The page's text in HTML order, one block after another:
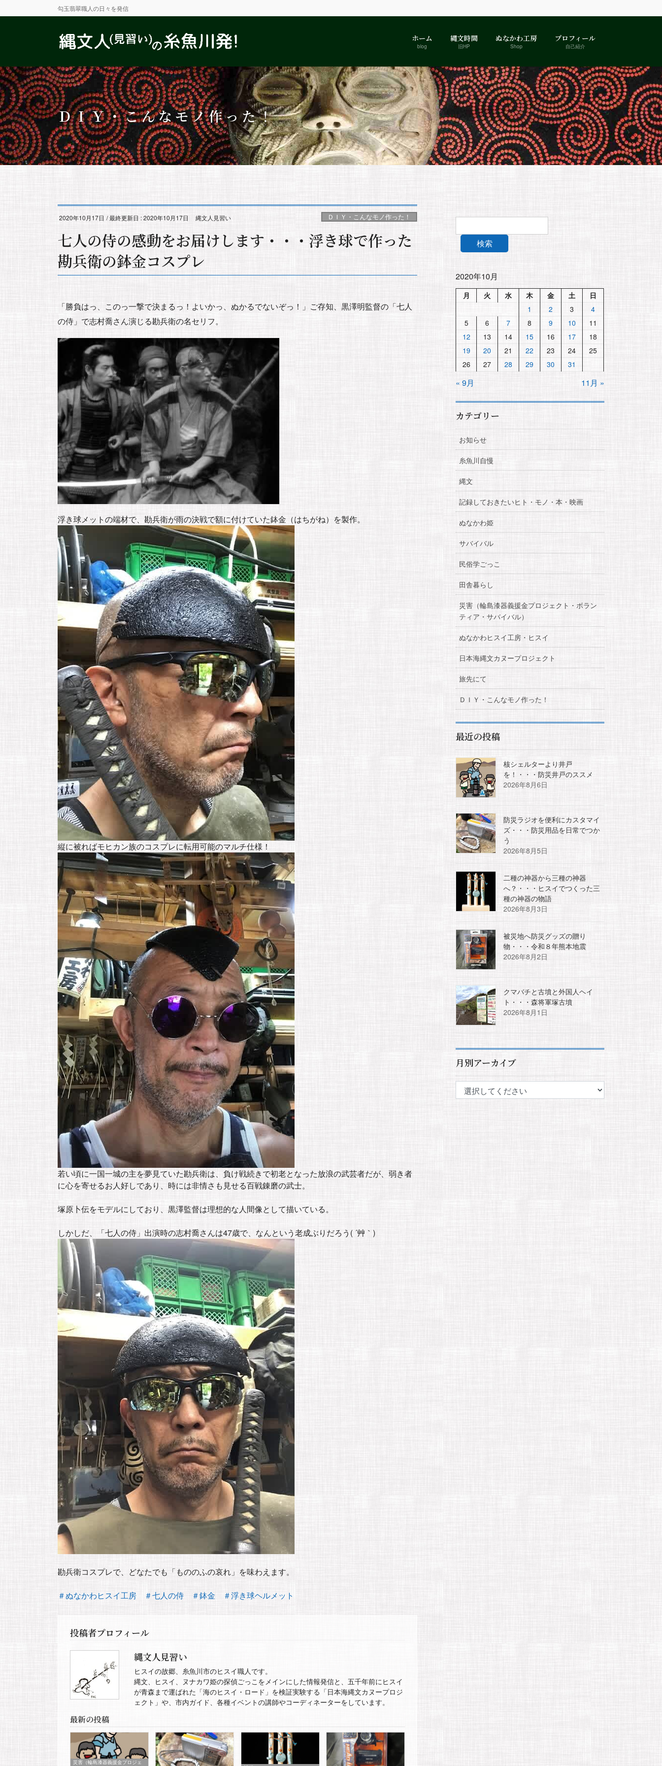
勾玉翡翠職人の日々を発信
ホーム
blog
縄文時間
旧HP
ぬなかわ工房
Shop
プロフィール
自己紹介
ＤＩＹ・こんなモノ作った！
2020年10月17日 / 最終更新日 :2020年10月17日 縄文人見習い ＤＩＹ・こんなモノ作った！
七人の侍の感動をお届けします・・・浮き球で作った
勘兵衛の鉢金コスプレ
「勝負はっ、このっ一撃で決まるっ！よいかっ、ぬかるでないぞっ！」ご存知、黒澤明監督の「七人
の侍」で志村喬さん演じる勘兵衛の名セリフ。
浮き球メットの端材で、勘兵衛が雨の決戦で額に付けていた鉢金（はちがね）を製作。
縦に被ればモヒカン族のコスプレに転用可能のマルチ仕様！
若い頃に一国一城の主を夢見ていた勘兵衛は、負け戦続きで初老となった放浪の武芸者だが、弱き者
に心を寄せるお人好しであり、時には非情さも見せる百戦錬磨の武士。
塚原卜伝をモデルにしており、黒澤監督は理想的な人間像として描いている。
しかしだ、「七人の侍」出演時の志村喬さんは47歳で、なんという老成ぶりだろう( ´艸｀)
勘兵衛コスプレで、どなたでも「もののふの哀れ」を味わえます。
＃ぬなかわヒスイ工房 ＃七人の侍 ＃鉢金 ＃浮き球ヘルメット
投稿者プロフィール
縄文人見習い
ヒスイの故郷、糸魚川市のヒスイ職人です。
縄文、ヒスイ、ヌナカワ姫の探偵ごっこをメインにした情報発信と、五千年前にヒスイ
が青森まで運ばれた「海のヒスイ・ロード」を検証実験する「日本海縄文カヌープロジ
ェクト」や、市内ガイド、各種イベントの講師やコーディネーターをしています。
最新の投稿
災害（輪島漆器義援金プロジェ
検索
2020年10月
月 火 水 木 金 土
日
1
2 3
4
5
6 7 8 9 10
11
12
13 14 15 16 17
18
19
20 21 22 23 24
25
26
27 28 29 30 31
« 9月 11月 »
カテゴリー
お知らせ
糸魚川自慢
縄文
記録しておきたいヒト・モノ・本・映画
ぬなかわ姫
サバイバル
民俗学ごっこ
田舎暮らし
災害（輪島漆器義援金プロジェクト・ボラン
ティア・サバイバル）
ぬなかわヒスイ工房・ヒスイ
日本海縄文カヌープロジェクト
旅先にて
ＤＩＹ・こんなモノ作った！
最近の投稿
核シェルターより井戸
を！・・・防災井戸のススメ
2026年8月6日
防災ラジオを便利にカスタマイ
ズ・・・防災用品を日常でつか
う
2026年8月5日
二種の神器から三種の神器
へ？・・・ヒスイでつくった三
種の神器の物語
2026年8月3日
被災地へ防災グッズの贈り
物・・・令和８年熊本地震
2026年8月2日
クマバチと古墳と外国人ヘイ
ト・・・森将軍塚古墳
2026年8月1日
月別アーカイブ